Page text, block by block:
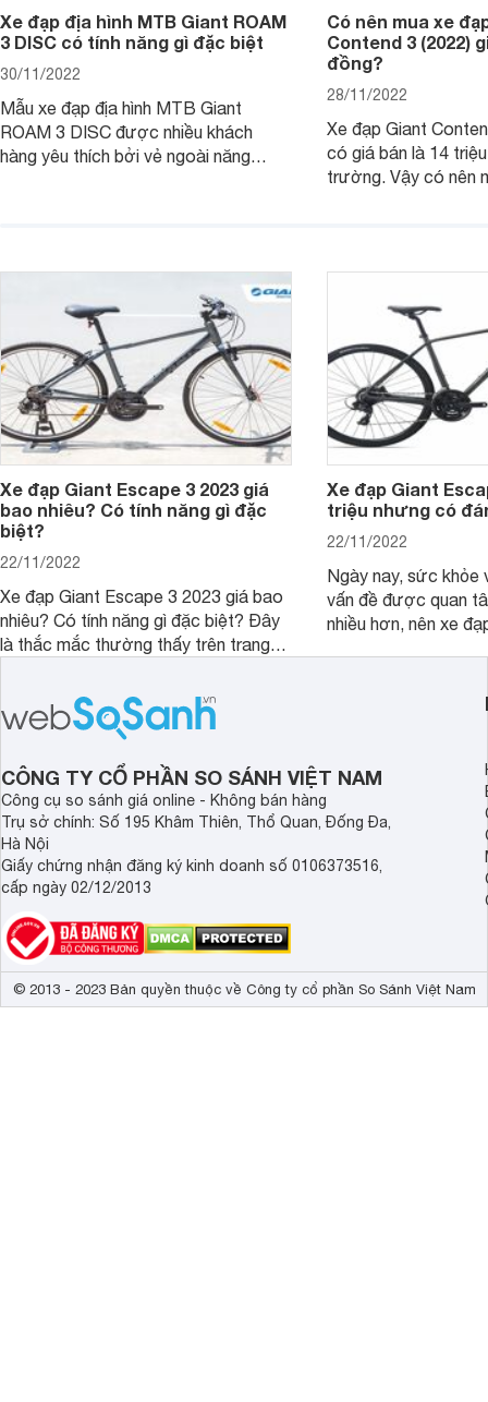
Xe đạp địa hình MTB Giant ROAM
3 DISC có tính năng gì đặc biệt
30/11/2022
Mẫu xe đạp địa hình MTB Giant
ROAM 3 DISC được nhiều khách
hàng yêu thích bởi vẻ ngoài năng
Có nên mua xe
Contend 3 (2022)
đồng?
28/11/2022
Xe đạp Giant
có giá bán là 14
trường. Vậy có nên
Xe đạp Giant Escape 3 2023 giá
bao nhiêu? Có tính năng gì đặc
biệt?
22/11/2022
Xe đạp Giant Escape 3 2023 giá bao
nhiêu? Có tính năng gì đặc biệt? Đây
là thắc mắc thường thấy trên trang
bạn giải đáp trong bài viết ngay sau
đây. Cùng đón xem nhé.
Xe đạp Giant
triệu nhưng có
22/11/2022
Ngày nay, sức khỏe
vấn đề được quan
nhiều hơn, nên xe
học, đi làm. Nổi bật
tiền không?
CÔNG TY CỔ PHẦN SO SÁNH VIỆT NAM
Công cụ so sánh giá online - Không bán hàng
Trụ sở chính: Số 195 Khâm Thiên, Thổ Quan, Đống Đa,
Hà Nội
Giấy chứng nhận đăng ký kinh doanh số 0106373516,
cấp ngày 02/12/2013
© 2013 - 2023 Bản quyền thuộc về Công ty cổ phần So Sánh Việt Nam